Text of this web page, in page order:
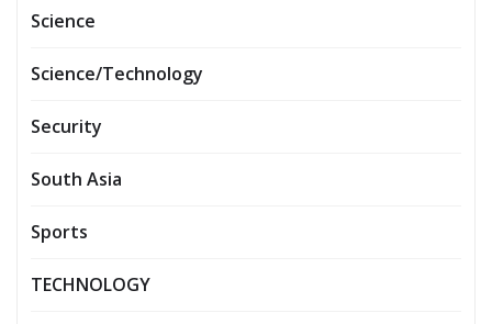
Science
Science/Technology
Security
South Asia
Sports
TECHNOLOGY